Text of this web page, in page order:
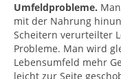
Umfeldprobleme.
mit der Nahrung
Scheitern verurteilter
Probleme. Man wird
Lebensumfeld mehr
leicht zur Seite